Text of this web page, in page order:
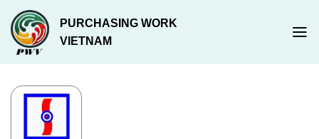
Chuyển
đến
nội
dung
PURCHASING WORK
VIETNAM